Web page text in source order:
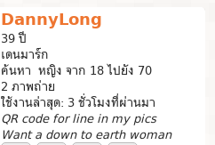
DannyLong
39 ปี
เดนมาร์ก
ค้นหา หญิง จาก 18 ไปยัง 70
2 ภาพถ่าย
ใช้งานล่าสุด: 3 ชั่วโมงที่ผ่านมา
QR code for line in my pics
Want a down to earth woman